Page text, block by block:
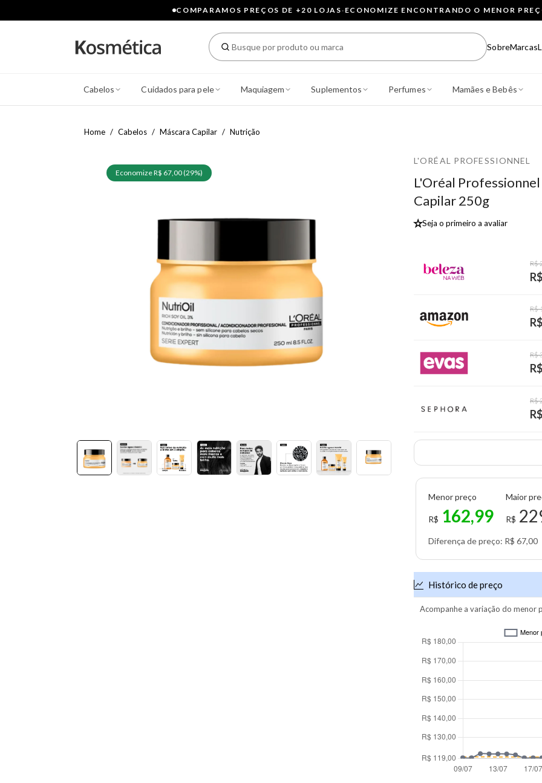
COMPARAMOS PREÇOS DE +20 LOJAS· ECONOMIZE ENCONTRANDO O MENOR
SobreMarcas
Cabelos Cuidados para pele Maquiagem Suplementos Perfumes Mamães e Bebês
Home Cabelos Máscara Capilar Nutrição
Economize R$ 67,00 (29%)
L'ORÉAL PROFESSIONNEL
L'Oréal
Capilar 250g
★Seja o primeiro a avaliar
R$
R$
R$
R$
Menor preço
R$ 162,99
Maior
R$
Diferença de preço: R$ 67,00
Histórico de preço
Acompanhe a variação do menor